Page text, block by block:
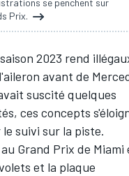
se penchent sur
Prix.
2023 rend
avant de
suscité quelques
ces concepts
suivi sur la piste.
Grand Prix de Miami
et la plaque